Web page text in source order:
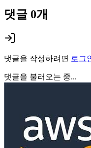
댓글 0개
댓글을 작성하려면 로그
댓글을 불러오는 중...